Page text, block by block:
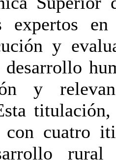
expertos
y
desarrollo
y
con cuatro